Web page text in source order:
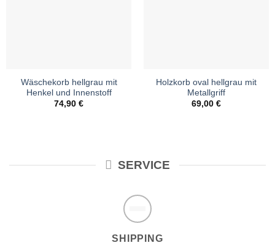
Wäschekorb hellgrau mit
Henkel und Innenstoff
74,90 €
Holzkorb oval hellgrau mit
Metallgriff
69,00 €
SERVICE
SHIPPING